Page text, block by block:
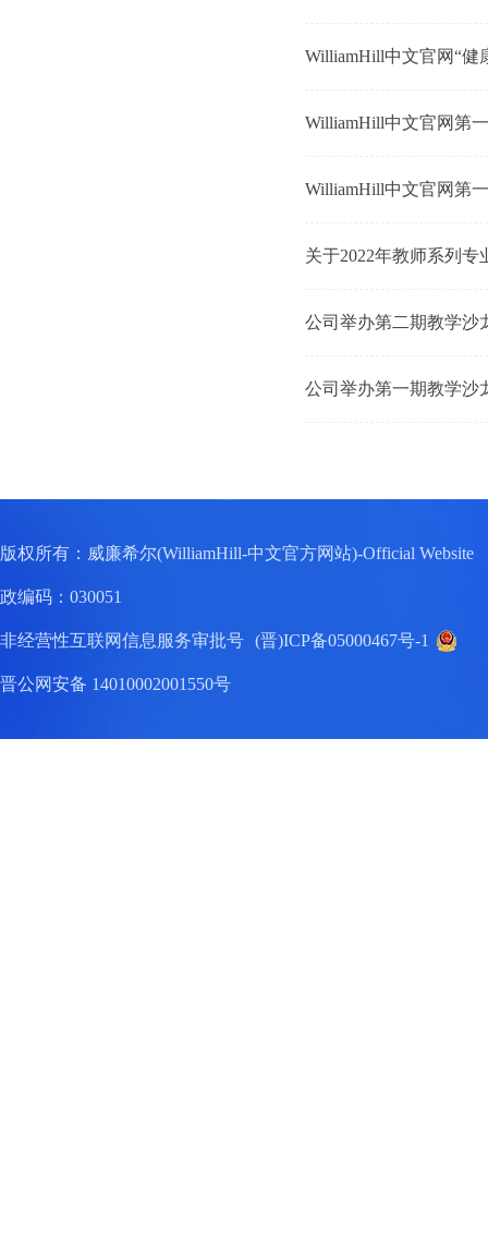
WilliamHill中文官网“健
WilliamHill中文官网第
WilliamHill中文官网第
关于2022年教师系列
公司举办第二期教学沙
公司举办第一期教学沙
版权所有：威廉希尔(WilliamHill-中文官方网站)-Official
政编码：030051
非经营性互联网信息服务审批号 (晋)ICP备05000467号-1
晋公网安备 14010002001550号